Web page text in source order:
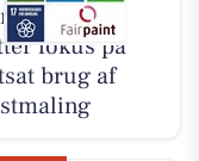
ApS
fokus på
brug af